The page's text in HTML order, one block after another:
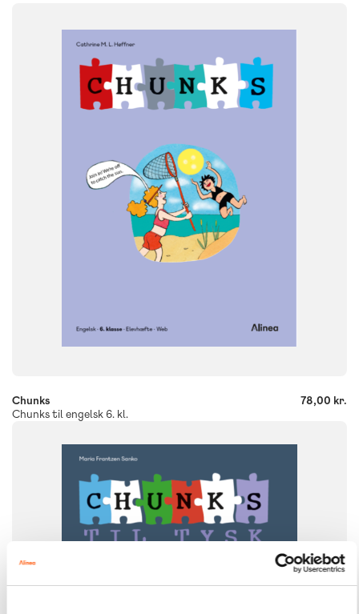
9788723553171
Chunks
Chunks til engelsk 6. kl.
78,00 kr.
Engangsbog
9788723549259